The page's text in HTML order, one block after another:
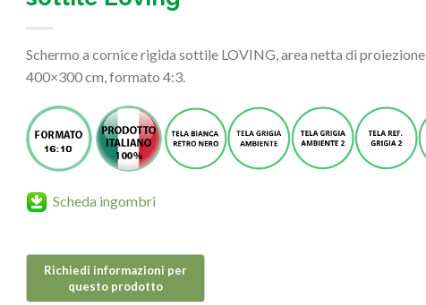
Schermo a cornice rigida sottile LOVING, area netta di proiezione
400×300 cm, formato 4:3.
Scheda ingombri